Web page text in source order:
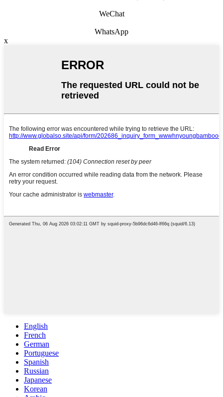
WeChat
WhatsApp
x
English
French
German
Portuguese
Spanish
Russian
Japanese
Korean